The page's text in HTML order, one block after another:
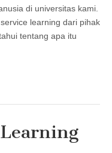
di universitas kami.
learning dari pihak
tentang apa itu